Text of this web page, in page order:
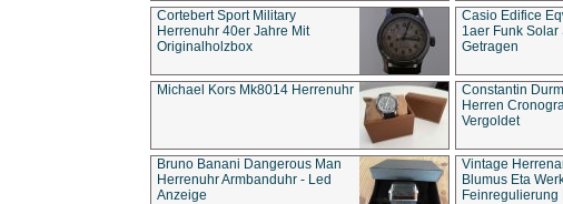
Cortebert Sport Military
Herrenuhr 40er Jahre Mit
Originalholzbox
Casio Edifice
1aer Funk Solar
Getragen
Michael Kors Mk8014 Herrenuhr
Constantin
Herren
Vergoldet
Bruno Banani Dangerous Man
Herrenuhr Armbanduhr - Led
Anzeige
Vintage
Blumus Eta
Feinregulierung